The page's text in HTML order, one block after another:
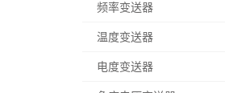
频率变送器
温度变送器
电度变送器